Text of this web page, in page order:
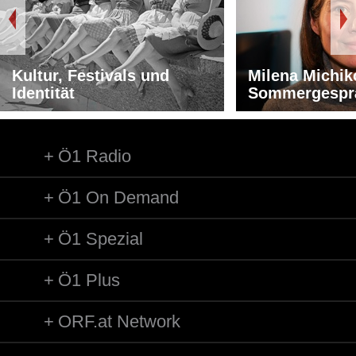
Kultur, Festivals und
Identität
Milena
Ö1 Radio
Ö1 On Demand
Ö1 Spezial
Ö1 Plus
ORF.at Network